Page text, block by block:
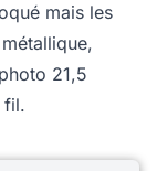
mais les
21,5
fil.